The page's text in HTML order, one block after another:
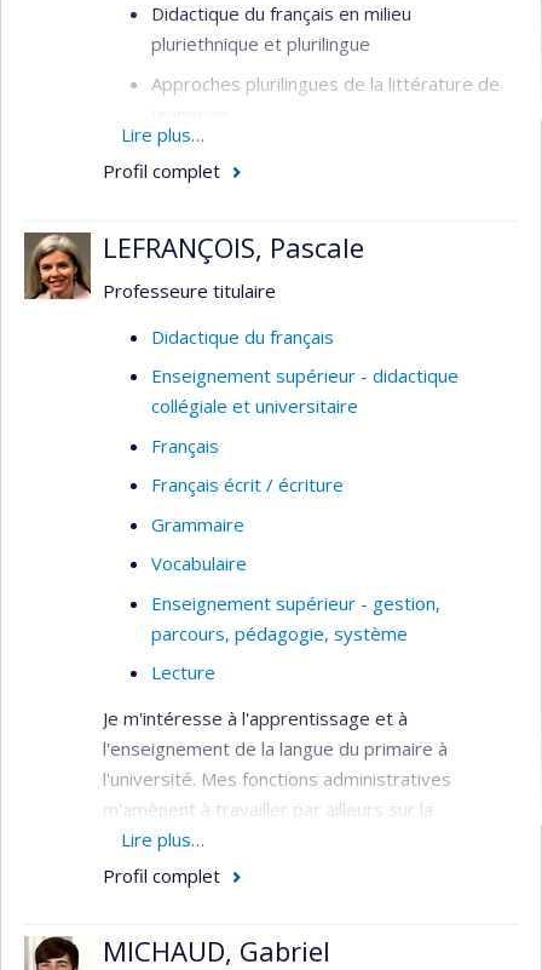
Didactique du français en milieu
pluriethnique et plurilingue
Approches plurilingues de la littérature de
Relations école-famille autour de l’entrée
dans l’écrit
dans l'écrit) au préscolaire en milieu
pluriethnique et plurilingue (habiletés
Lire plus…
Profil complet
LEFRANÇOIS, Pascale
Professeure titulaire
Didactique du français
Enseignement supérieur - didactique
collégiale et universitaire
Français
Français écrit / écriture
Grammaire
Vocabulaire
Enseignement supérieur - gestion,
parcours, pédagogie, système
Lecture
Je m'intéresse à l'apprentissage et à
l'enseignement de la langue du primaire à
l'université. Mes fonctions administratives
m'amènent à travailler par ailleurs sur la
formation initiale des enseignants, sur
l'implantation d'approches-programme et
Intérêts de recherche
Lire plus…
Profil complet
MICHAUD, Gabriel